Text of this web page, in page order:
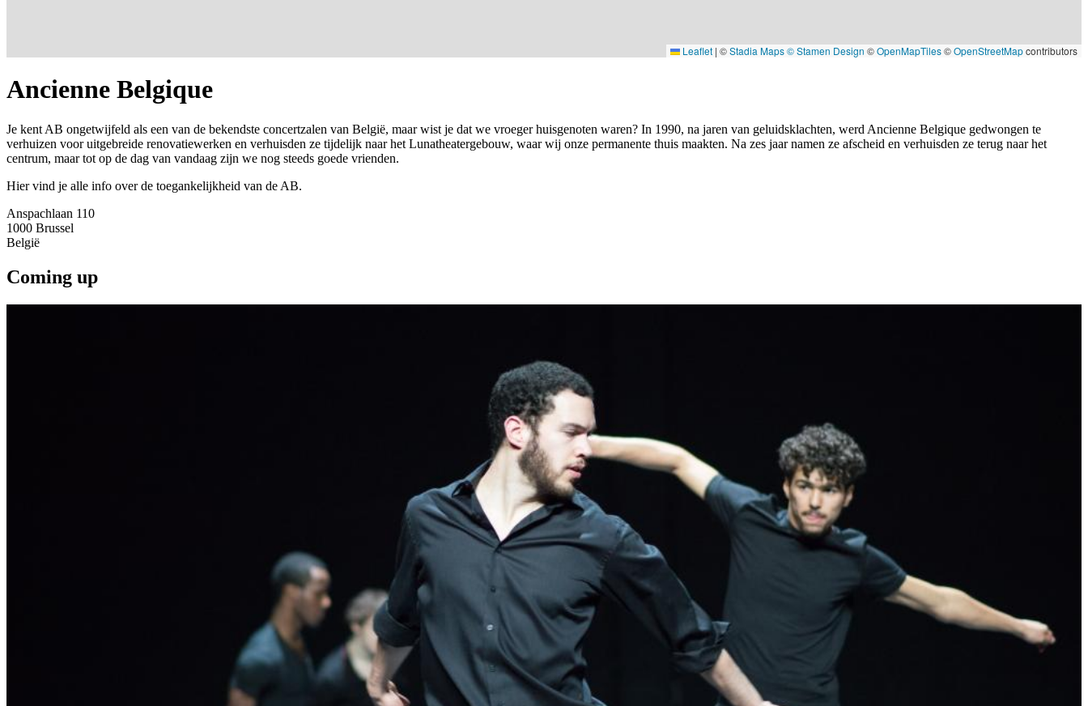
Leaflet | ©Stadia Maps© Stamen Design ©OpenMapTiles©OpenStreetMapcontributors
Ancienne Belgique
Je kent AB ongetwijfeld als een van de bekendste concertzalen van België, maar wist je dat we vroeger huisgenoten waren? In 1990, na jaren van geluidsklachten, werd Ancienne Belgique gedwongen te
verhuizen voor uitgebreide renovatiewerken en verhuisden ze tijdelijk naar het Lunatheatergebouw, waar wij onze permanente thuis maakten. Na zes jaar namen ze afscheid en verhuisden ze terug naar het
centrum, maar tot op de dag van vandaag zijn we nog steeds goede vrienden.
Hier vind je alle info over de toegankelijkheid van de AB.
Anspachlaan 110
1000 Brussel
België
Coming up